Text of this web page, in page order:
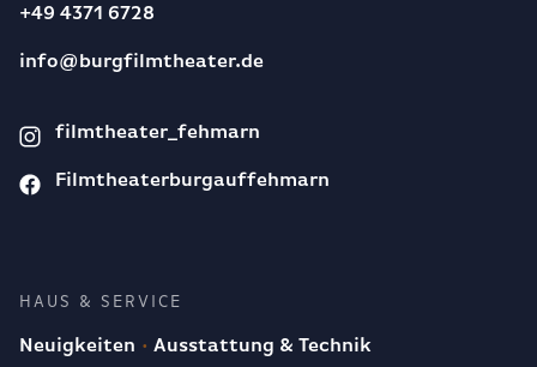
+49 4371 6728
info@burgfilmtheater.de
filmtheater_fehmarn
Filmtheaterburgauffehmarn
HAUS & SERVICE
Neuigkeiten Ausstattung & Technik